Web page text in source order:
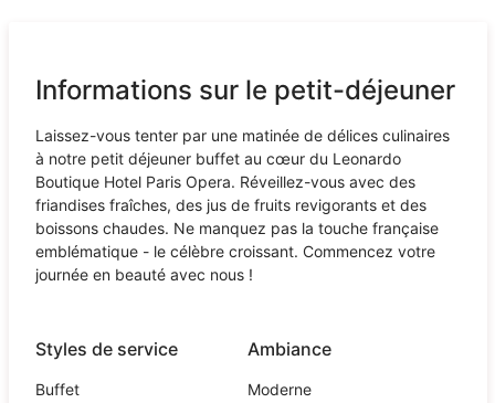
Informations sur le petit-déjeuner
Laissez-vous tenter par une matinée de délices culinaires
à notre petit déjeuner buffet au cœur du Leonardo
Boutique Hotel Paris Opera. Réveillez-vous avec des
friandises fraîches, des jus de fruits revigorants et des
boissons chaudes. Ne manquez pas la touche française
emblématique - le célèbre croissant. Commencez votre
journée en beauté avec nous !
Styles de service
Buffet
Ambiance
Moderne